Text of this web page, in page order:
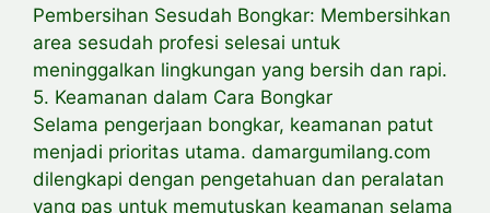
Pembersihan Sesudah Bongkar: Membersihkan
area sesudah profesi selesai untuk
meninggalkan lingkungan yang bersih dan rapi.
5. Keamanan dalam Cara Bongkar
Selama pengerjaan bongkar, keamanan patut
menjadi prioritas utama. damargumilang.com
dilengkapi dengan pengetahuan dan peralatan
yang pas untuk memutuskan keamanan selama